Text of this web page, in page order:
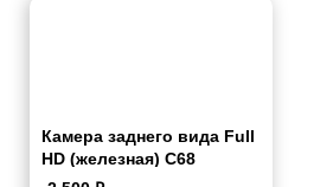
Камера заднего вида Full
HD (железная) С68